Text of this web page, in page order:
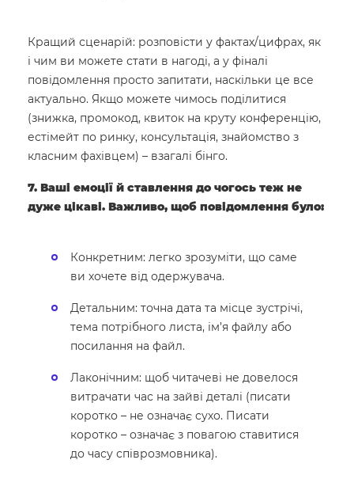
Кращий сценарій: розповісти у фактах/цифрах, як
і чим ви можете стати в нагоді, а у фіналі
повідомлення просто запитати, наскільки це все
актуально. Якщо можете чимось поділитися
(знижка, промокод, квиток на круту конференцію,
естімейт по ринку, консультація, знайомство з
класним фахівцем) – взагалі бінго.
7. Ваші емоції й ставлення до чогось теж не
дуже цікаві. Важливо, щоб повідомлення було:
Конкретним: легко зрозуміти, що саме
ви хочете від одержувача.
Детальним: точна дата та місце зустрічі,
тема потрібного листа, ім’я файлу або
посилання на файл.
Лаконічним: щоб читачеві не довелося
витрачати час на зайві деталі (писати
коротко – не означає сухо. Писати
коротко – означає з повагою ставитися
до часу співрозмовника).